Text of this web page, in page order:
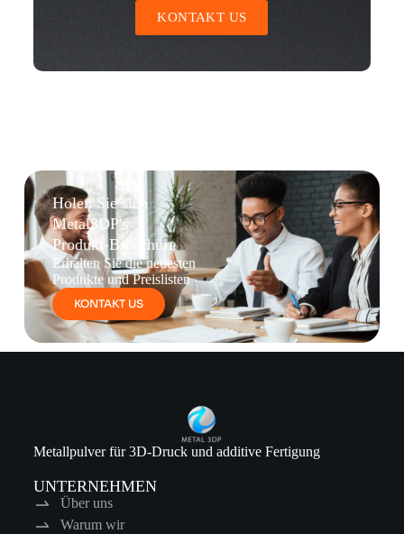
KONTAKT US
Holen Sie sich
Metal3DP's
Produkt-Broschüre
Erhalten Sie die neuesten
Produkte und Preislisten
KONTAKT US
Metallpulver für 3D-Druck und additive Fertigung
UNTERNEHMEN
Über uns
Warum wir